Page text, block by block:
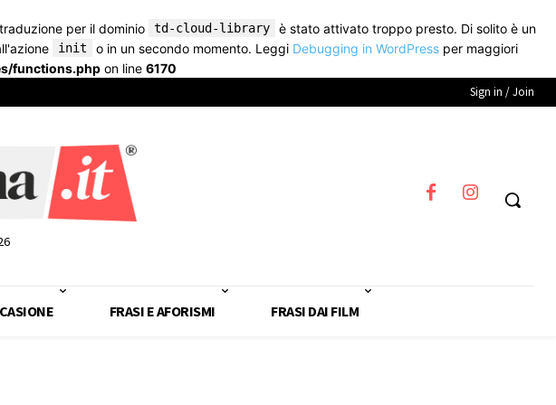
per il dominio td-cloud-library
è stato attivato troppo presto. Di solito è un
init o in un secondo momento. Leggi Debugging in WordPress per maggiori
functions.php on line 6170
Sign in / Join
FRASI E AFORISMI FRASI DAI FILM